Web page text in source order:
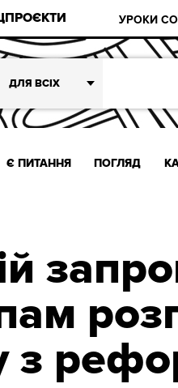
УРОКИ
ДЛЯ ВСІХ
Є ПИТАННЯ ПОГЛЯД
з